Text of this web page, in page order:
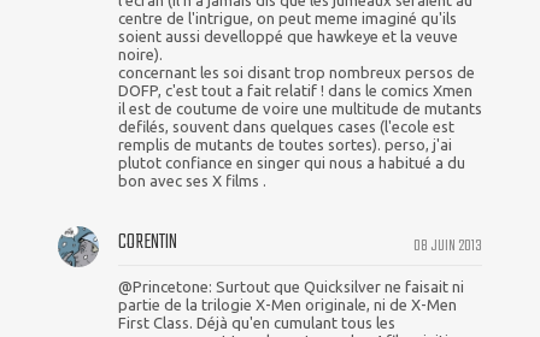
centre de l'intrigue, on peut meme imaginé qu'ils
soient aussi develloppé que hawkeye et la veuve
noire).
concernant les soi disant trop nombreux persos de
DOFP, c'est tout a fait relatif ! dans le comics Xmen
il est de coutume de voire une multitude de mutants
defilés, souvent dans quelques cases (l'ecole est
remplis de mutants de toutes sortes). perso, j'ai
plutot confiance en singer qui nous a habitué a du
bon avec ses X films .
08 JUIN 2013
CORENTIN
@Princetone: Surtout que Quicksilver ne faisait ni
partie de la trilogie X-Men originale, ni de X-Men
First Class. Déjà qu'en cumulant tous les